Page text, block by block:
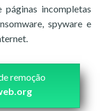
incompletas
spyware e
remoção